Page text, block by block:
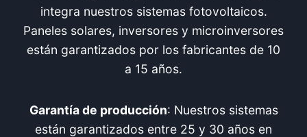
integra nuestros sistemas fotovoltaicos.
Paneles solares, inversores y microinversores
están garantizados por los fabricantes de 10
a 15 años.
Garantía de producción: Nuestros sistemas
están garantizados entre 25 y 30 años en